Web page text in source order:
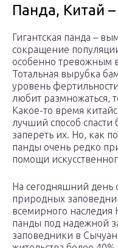
Панда, Китай
Гигантская панда –
сокращение
особенно тревожным
Тотальная вырубка
уровень
любит размножаться,
Какое-то время
лучший способ
запереть их. Но, как
панды очень редко
помощи
На сегодняшний день
природных
всемирного
панды под надежной
заповедники в